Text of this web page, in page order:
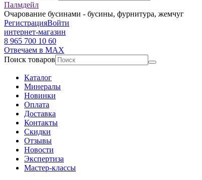
Палмдейл
Очарование бусинами - бусины, фурнитура, жемчуг
РегистрацияВойти
интернет-магазин
8 965 700 10 60
Отвечаем в MAX
Поиск товаров
Каталог
Минералы
Новинки
Оплата
Доставка
Контакты
Скидки
Отзывы
Новости
Экспертиза
Мастер-классы